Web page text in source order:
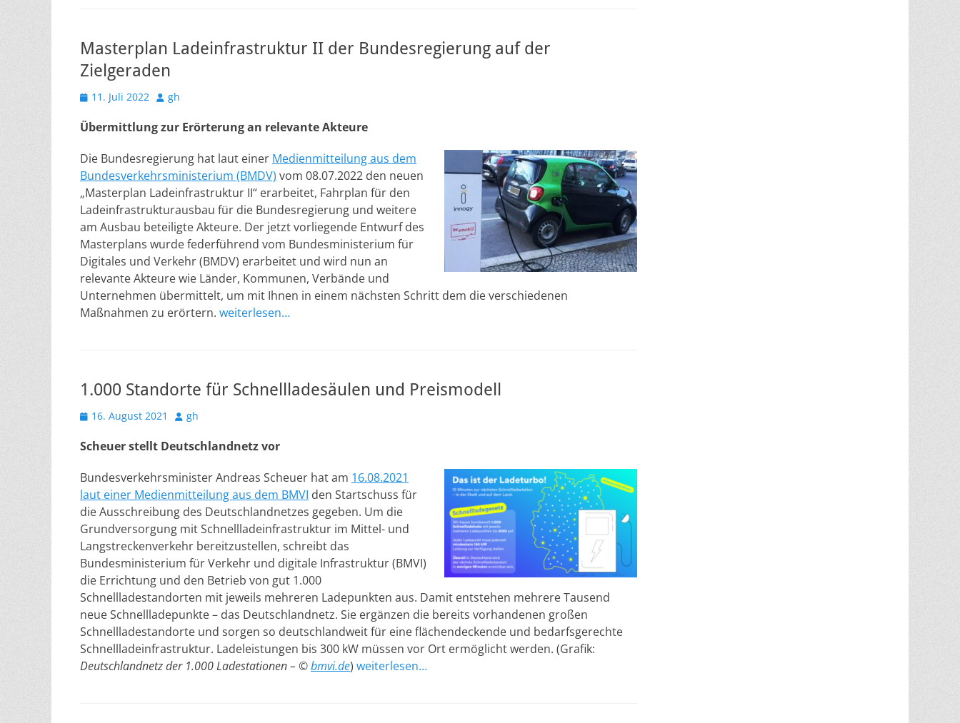
Masterplan Ladeinfrastruktur II der Bundesregierung auf der
Zielgeraden
Veröffentlicht
11. Juli 2022 Autor
gh
Übermittlung zur Erörterungan relevante Akteure
Die Bundesregierung hat laut einer Medienmitteilung aus dem
Bundesverkehrsministerium (BMDV) vom 08.07.2022 den neuen
„Masterplan Ladeinfrastruktur II“ erarbeitet, Fahrplan für den
Ladeinfrastrukturausbau für die Bundesregierung und weitere
am Ausbau beteiligte Akteure. Der jetzt vorliegende Entwurf des
Masterplans wurde federführend vom Bundesministerium für
Digitales und Verkehr (BMDV) erarbeitet und wird nun an
relevante Akteure wie Länder, Kommunen, Verbände und
Unternehmen übermittelt, um mit Ihnen in einem nächsten Schritt dem die verschiedenen
Maßnahmen zu erörtern. weiterlesen…
1.000 Standorte für Schnellladesäulen und Preismodell
Veröffentlicht
16. August 2021 Autor
gh
Scheuer stellt Deutschlandnetz vor
Bundesverkehrsminister Andreas Scheuer hat am 16.08.2021
laut einer Medienmitteilung aus dem BMVI den Startschuss für
die Ausschreibung des Deutschlandnetzes gegeben. Um die
Grundversorgung mit Schnellladeinfrastruktur im Mittel- und
Langstreckenverkehr bereitzustellen, schreibt das
Bundesministerium für Verkehr und digitale Infrastruktur (BMVI)
die Errichtung und den Betrieb von gut 1.000
Schnellladestandorten mit jeweils mehreren Ladepunkten aus. Damit entstehen mehrere Tausend
neue Schnellladepunkte – das Deutschlandnetz. Sie ergänzen die bereits vorhandenen großen
Schnellladestandorte und sorgen so deutschlandweit für eine flächendeckende und bedarfsgerechte
Schnellladeinfrastruktur. Ladeleistungen bis 300 kW müssen vor Ort ermöglicht werden. (Grafik:
Deutschlandnetz der 1.000 Ladestationen – ©bmvi.de) weiterlesen…